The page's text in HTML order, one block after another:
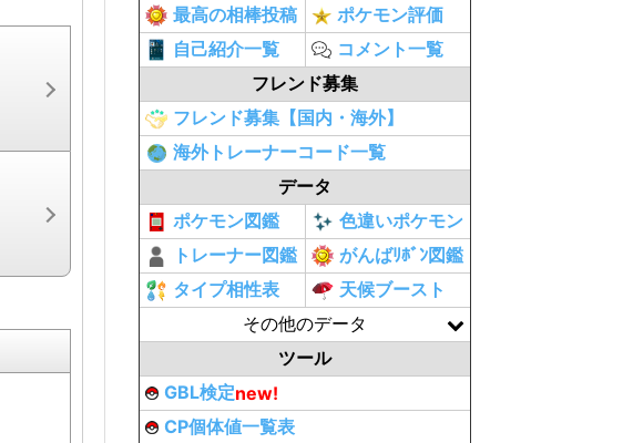
最高の相棒投稿
ポケモン評価
自己紹介一覧
コメント一覧
フレンド募集
フレンド募集【国内・海外】
海外トレーナーコード一覧
データ
ポケモン図鑑
色違いポケモン
トレーナー図鑑
がんばﾘﾎﾞﾝ図鑑
タイプ相性表
天候ブースト
その他のデータ
ツール
GBL検定new!
CP個体値一覧表